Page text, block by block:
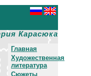
Карасюка
Главная
Художественная
литература
Сюжеты